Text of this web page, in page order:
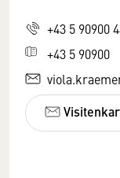
+43 5 90900
+43 5 90900